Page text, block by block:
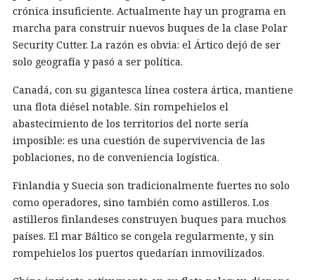
crónica insuficiente. Actualmente hay un programa en
marcha para construir nuevos buques de la clase Polar
Security Cutter. La razón es obvia: el Ártico dejó de ser
solo geografía y pasó a ser política.
Canadá, con su gigantesca línea costera ártica, mantiene
una flota diésel notable. Sin rompehielos el
abastecimiento de los territorios del norte sería
imposible: es una cuestión de supervivencia de las
poblaciones, no de conveniencia logística.
Finlandia y Suecia son tradicionalmente fuertes no solo
como operadores, sino también como astilleros. Los
astilleros finlandeses construyen buques para muchos
países. El mar Báltico se congela regularmente, y sin
rompehielos los puertos quedarían inmovilizados.